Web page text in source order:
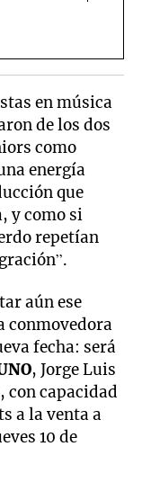
en música
de los dos
como
energía
que
y como si
repetían
aún ese
conmovedora
fecha: será
, Jorge Luis
con capacidad
a la venta a
10 de